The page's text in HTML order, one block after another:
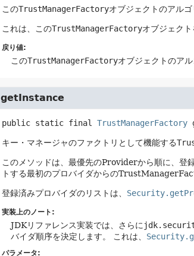
このTrustManagerFactoryオブジェクトのアルゴ
これは、このTrustManagerFactoryオブジェクト
戻り値:
このTrustManagerFactoryオブジェクトのア
getInstance
public static final TrustManagerFactory
キー・マネージャのファクトリとして機能する
このメソッドは、最優先のProviderから順に、登
トする最初のプロバイダからの
登録済みプロバイダのリストは、
実装上のノート:
JDKリファレンス実装では、さらに
バイダ順序を決定します。
これは、
パラメータ: